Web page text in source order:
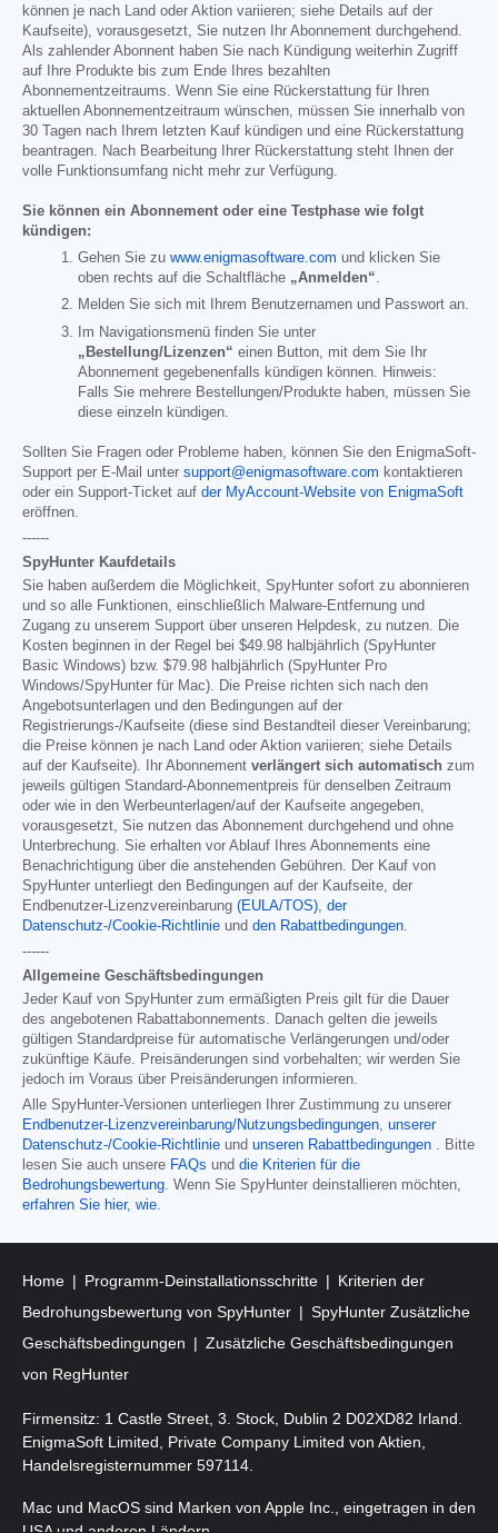
können je nach Land oder Aktion variieren; siehe Details auf der
Kaufseite), vorausgesetzt, Sie nutzen Ihr Abonnement durchgehend.
Als zahlender Abonnent haben Sie nach Kündigung weiterhin Zugriff
auf Ihre Produkte bis zum Ende Ihres bezahlten
Abonnementzeitraums. Wenn Sie eine Rückerstattung für Ihren
aktuellen Abonnementzeitraum wünschen, müssen Sie innerhalb von
30 Tagen nach Ihrem letzten Kauf kündigen und eine Rückerstattung
beantragen. Nach Bearbeitung Ihrer Rückerstattung steht Ihnen der
volle Funktionsumfang nicht mehr zur Verfügung.
Sie können ein Abonnement oder eine Testphase wie folgt
kündigen:
Gehen Sie zu www.enigmasoftware.com und klicken Sie
oben rechts auf die Schaltfläche „Anmelden“.
Melden Sie sich mit Ihrem Benutzernamen und Passwort an.
Im Navigationsmenü finden Sie unter
„Bestellung/Lizenzen“ einen Button, mit dem Sie Ihr
Abonnement gegebenenfalls kündigen können. Hinweis:
Falls Sie mehrere Bestellungen/Produkte haben, müssen Sie
diese einzeln kündigen.
Sollten Sie Fragen oder Probleme haben, können Sie den EnigmaSoft-
Support per E-Mail unter support@enigmasoftware.com kontaktieren
oder ein Support-Ticket auf der MyAccount-Website von EnigmaSoft
eröffnen.
------
SpyHunter Kaufdetails
Sie haben außerdem die Möglichkeit, SpyHunter sofort zu abonnieren
und so alle Funktionen, einschließlich Malware-Entfernung und
Zugang zu unserem Support über unseren Helpdesk, zu nutzen. Die
Kosten beginnen in der Regel bei $49.98 halbjährlich (SpyHunter
Basic Windows) bzw. $79.98 halbjährlich (SpyHunter Pro
Windows/SpyHunter für Mac). Die Preise richten sich nach den
Angebotsunterlagen und den Bedingungen auf der
Registrierungs-/Kaufseite (diese sind Bestandteil dieser Vereinbarung;
die Preise können je nach Land oder Aktion variieren; siehe Details
auf der Kaufseite). Ihr Abonnement verlängert sich automatisch zum
jeweils gültigen Standard-Abonnementpreis für denselben Zeitraum
oder wie in den Werbeunterlagen/auf der Kaufseite angegeben,
vorausgesetzt, Sie nutzen das Abonnement durchgehend und ohne
Unterbrechung. Sie erhalten vor Ablauf Ihres Abonnements eine
Benachrichtigung über die anstehenden Gebühren. Der Kauf von
SpyHunter unterliegt den Bedingungen auf der Kaufseite, der
Endbenutzer-Lizenzvereinbarung (EULA/TOS) der
Datenschutz-/Cookie-Richtlinie und den Rabattbedingungen
------
Allgemeine Geschäftsbedingungen
Jeder Kauf von SpyHunter zum ermäßigten Preis gilt für die Dauer
des angebotenen Rabattabonnements. Danach gelten die jeweils
gültigen Standardpreise für automatische Verlängerungen und/oder
zukünftige Käufe. Preisänderungen sind vorbehalten; wir werden Sie
jedoch im Voraus über Preisänderungen informieren.
Alle SpyHunter-Versionen unterliegen Ihrer Zustimmung zu unserer
Endbenutzer-Lizenzvereinbarung/Nutzungsbedingungen unserer
Datenschutz-/Cookie-Richtlinie und unseren Rabattbedingungen . Bitte
lesen Sie auch unsere FAQs und die Kriterien für die
Bedrohungsbewertung . Wenn Sie SpyHunter deinstallieren möchten,
erfahren Sie hier, wie
Home Programm-Deinstallationsschritte
Kriterien der
Bedrohungsbewertung von SpyHunter
SpyHunter Zusätzliche
Geschäftsbedingungen
Zusätzliche Geschäftsbedingungen
von RegHunter
Firmensitz: 1 Castle Street, 3. Stock, Dublin 2 D02XD82 Irland.
EnigmaSoft Limited, Private Company Limited von Aktien,
Handelsregisternummer 597114.
Mac und MacOS sind Marken von Apple Inc., eingetragen in den